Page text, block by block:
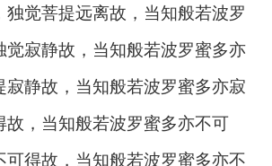
独觉菩提远离故，当知般若波罗
觉寂静故，当知般若波罗蜜多亦
寂静故，当知般若波罗蜜多亦寂
故，当知般若波罗蜜多亦不可
可得故，当知般若波罗蜜多亦不